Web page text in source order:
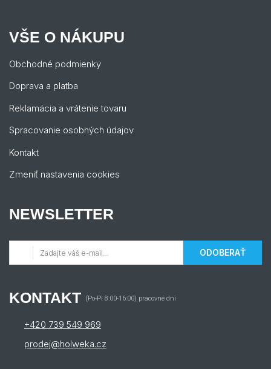
VŠE O NÁKUPU
Obchodné podmienky
Doprava a platba
Reklamácia a vrátenie tovaru
Spracovanie osobných údajov
Kontakt
Zmeniť nastavenia cookies
NEWSLETTER
ODOBERAŤ
KONTAKT (Po-Pi 8:00-16:00) pracovné dni
+420 739 549 969
prodej@holweka.cz